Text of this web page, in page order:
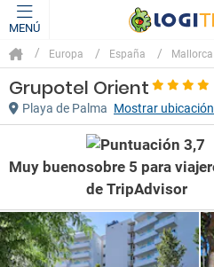
MENÚ
Europa España Mallorca
Grupotel Orient
Playa de Palma Mostrar ubicación
Muy bueno